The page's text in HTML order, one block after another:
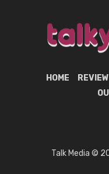
HOME
Talk Media ©